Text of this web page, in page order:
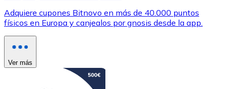
Adquiere cupones Bitnovo en más de 40.000 puntos
físicos en Europa y canjealos por gnosis desde la app.
Ver más